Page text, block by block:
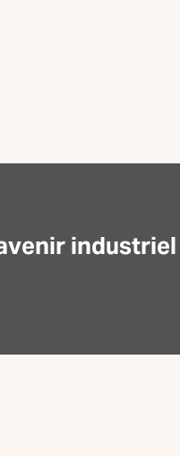
industriel